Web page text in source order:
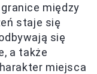
między
staje się
się
a także
miejsca